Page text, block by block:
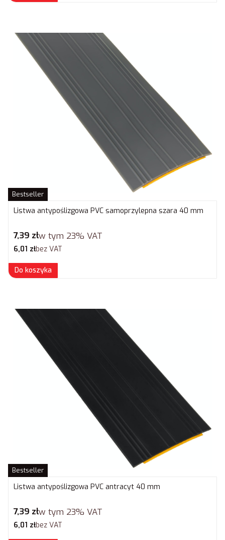
Bestseller
Listwa antypoślizgowa PVC samoprzylepna szara 40 mm
Cena brutto
7,39 złw tym 23% VAT
Cena netto
6,01 złbez VAT
Do koszyka
Bestseller
Listwa antypoślizgowa PVC antracyt 40 mm
Cena brutto
7,39 złw tym 23% VAT
Cena netto
6,01 złbez VAT